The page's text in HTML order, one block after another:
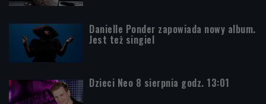
Danielle Ponder zapowiada nowy album.
Jest też singiel
Dzieci Neo 8 sierpnia godz. 13:01